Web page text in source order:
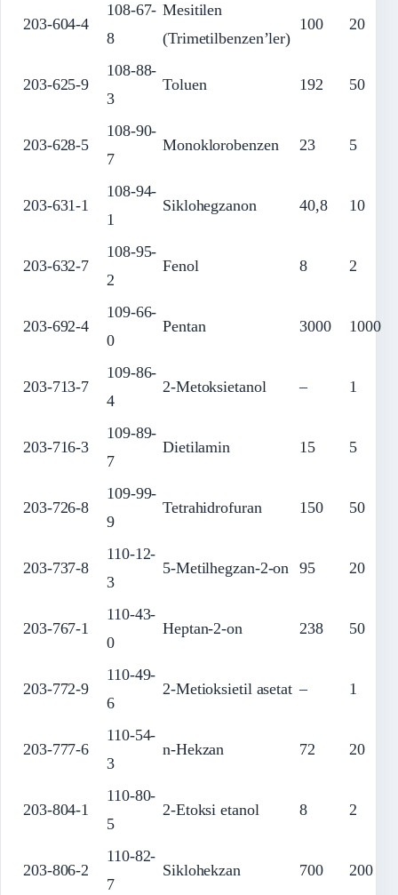
203-604-4
108-67-
8
Mesitilen
(Trimetilbenzen’ler)
100 20
203-625-9
108-88-
3
Toluen 192 50
203-628-5
108-90-
7
Monoklorobenzen 23 5
203-631-1
108-94-
1
Siklohegzanon 40,8 10
203-632-7
108-95-
2
Fenol 8 2
203-692-4
109-66-
0
Pentan 3000 1000
203-713-7
109-86-
4
2-Metoksietanol – 1
203-716-3
109-89-
7
Dietilamin 15 5
203-726-8
109-99-
9
Tetrahidrofuran 150 50
203-737-8
110-12-
3
5-Metilhegzan-2-on 95 20
203-767-1
110-43-
0
Heptan-2-on 238 50
203-772-9
110-49-
6
2-Metioksietil asetat – 1
203-777-6
110-54-
3
n-Hekzan 72 20
203-804-1
110-80-
5
2-Etoksi etanol 8 2
203-806-2
110-82-
7
Siklohekzan 700 200